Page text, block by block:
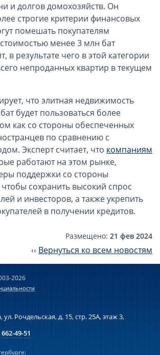
для физлиц
Леоне
компании
LLP
LTD
LP
LTD
LP
Островах
компаний
и долгов домохозяйств. Он
строгие критерии финансовых
помешать покупателям
менее 3 млн бат
в результате чего в этой категории
непроданных квартир в текущем
что элитная недвижимость
будет пользоваться более
как со стороны обеспеченных
по сравнению с
Эксперт считает, что компаниям
работают на этом рынке,
поддержки со стороны
чтобы сохранить высокий спрос
и инвесторов, а также укрепить
в получении кредитов.
Размещено: 21 фев 2024
‹‹ Вернуться ко всем новостям
2026
ул. Рочдельская, д. 15, стр. 25А,этаж 3,
49-51